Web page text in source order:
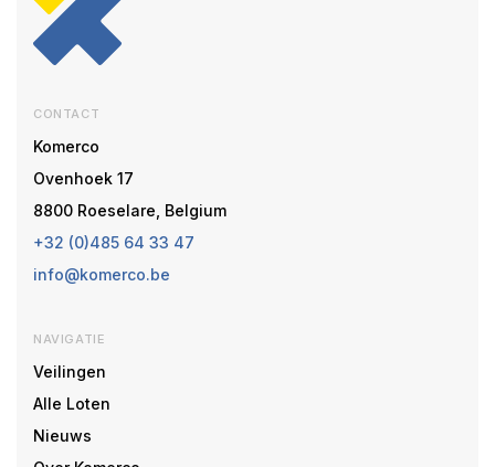
CONTACT
Komerco
Ovenhoek 17
8800 Roeselare, Belgium
+32 (0)485 64 33 47
info@komerco.be
NAVIGATIE
Veilingen
Alle Loten
Nieuws